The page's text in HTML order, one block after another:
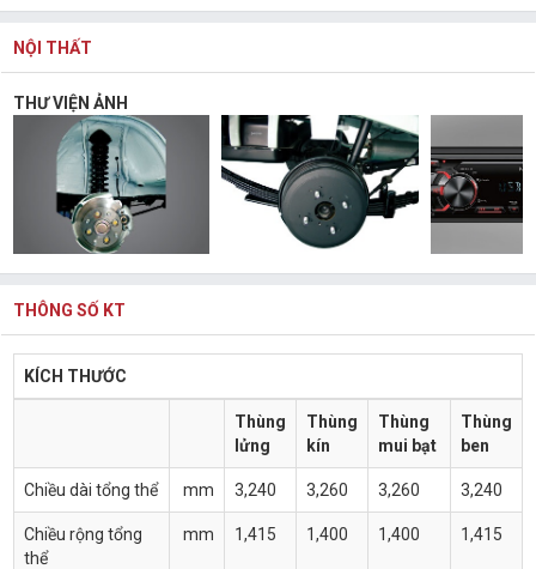
NỘI THẤT
THƯ VIỆN ẢNH
THÔNG SỐ KT
KÍCH THƯỚC
Thùng
lửng
Thùng
kín
Thùng
mui bạt
Thùng
ben
Chiều dài tổng thể mm 3,240 3,260 3,260 3,240
Chiều rộng tổng
thể
mm 1,415 1,400 1,400 1,415